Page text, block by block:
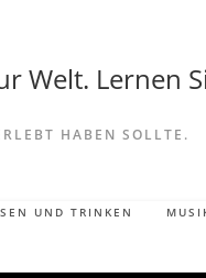
Welt. Lernen
HABEN SOLLTE.
UND TRINKEN